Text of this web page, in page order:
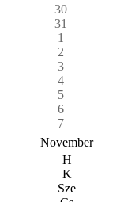
30
31
1
2
3
4
5
6
7
November
H
K
Sze